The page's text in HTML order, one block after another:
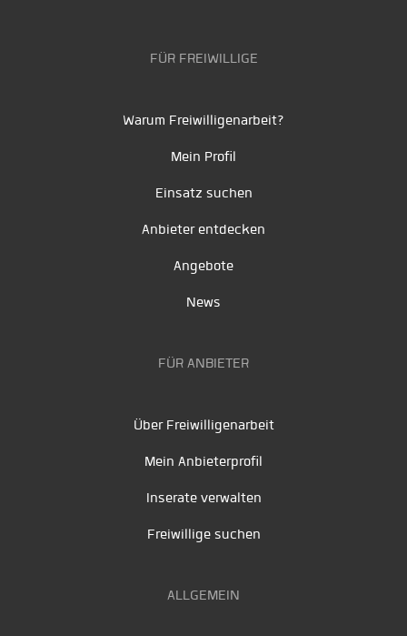
FÜR FREIWILLIGE
Warum Freiwilligenarbeit?
Mein Profil
Einsatz suchen
Anbieter entdecken
Angebote
News
FÜR ANBIETER
Über Freiwilligenarbeit
Mein Anbieterprofil
Inserate verwalten
Freiwillige suchen
ALLGEMEIN